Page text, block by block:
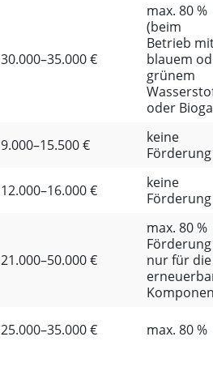
30.000–35.000 €
max. 80 %
(beim
Betrieb
blauem
grünem
oder
9.000–15.500 €
keine
Förderung
12.000–16.000 €
keine
Förderung
21.000–50.000 €
max. 80 %
Förderung
nur für die
25.000–35.000 € max. 80 %